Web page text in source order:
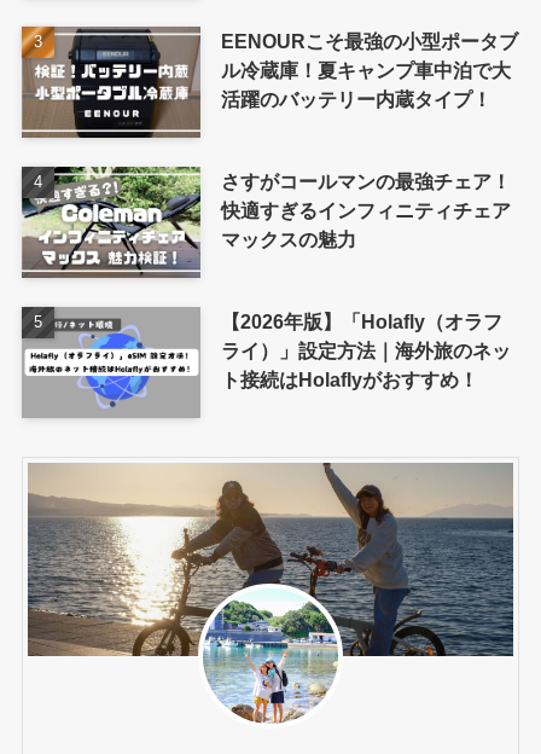
EENOURこそ最強の小型ポータブ
ル冷蔵庫！夏キャンプ車中泊で大
活躍のバッテリー内蔵タイプ！
さすがコールマンの最強チェア！
快適すぎるインフィニティチェア
マックスの魅力
【2026年版】「Holafly（オラフ
ライ）」設定方法｜海外旅のネッ
ト接続はHolaflyがおすすめ！